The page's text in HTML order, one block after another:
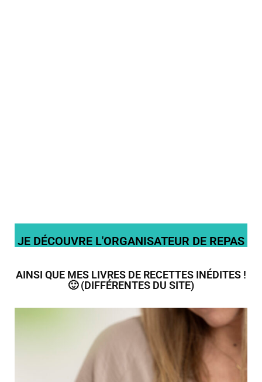
JE DÉCOUVRE L'ORGANISATEUR DE REPAS
AINSI QUE MES LIVRES DE RECETTES INÉDITES !
🙂 (DIFFÉRENTES DU SITE)